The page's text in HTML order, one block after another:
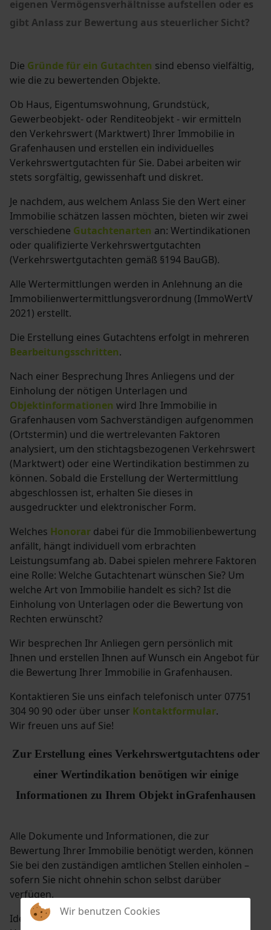
eigenen Vermögensverhältnisse aufstellen oder es
gibt Anlass zur Bewertung aus steuerlicher Sicht?
Die Gründe für ein Gutachten sind ebenso vielfältig,
wie die zu bewertenden Objekte.
Ob Haus, Eigentumswohnung, Grundstück,
Gewerbeobjekt- oder Renditeobjekt - wir ermitteln
den Verkehrswert (Marktwert) Ihrer Immobilie in
Grafenhausen und erstellen ein individuelles
Verkehrswertgutachten für Sie. Dabei arbeiten wir
stets sorgfältig, gewissenhaft und diskret.
Je nachdem, aus welchem Anlass Sie den Wert einer
Immobilie schätzen lassen möchten, bieten wir zwei
verschiedene Gutachtenarten an: Wertindikationen
oder qualifizierte Verkehrswertgutachten
(Verkehrswertgutachten gemäß §194 BauGB).
Alle Wertermittlungen werden in Anlehnung an die
Immobilienwertermittlungsverordnung (ImmoWertV
2021) erstellt.
Die Erstellung eines Gutachtens erfolgt in mehreren
Bearbeitungsschritten.
Nach einer Besprechung Ihres Anliegens und der
Einholung der nötigen Unterlagen und
Objektinformationen wird Ihre Immobilie in
Grafenhausen vom Sachverständigen aufgenommen
(Ortstermin) und die wertrelevanten Faktoren
analysiert, um den stichtagsbezogenen Verkehrswert
(Marktwert) oder eine Wertindikation bestimmen zu
können. Sobald die Erstellung der Wertermittlung
abgeschlossen ist, erhalten Sie dieses in
ausgedruckter und elektronischer Form.
Welches Honorar dabei für die Immobilienbewertung
anfällt, hängt individuell vom erbrachten
Leistungsumfang ab. Dabei spielen mehrere Faktoren
eine Rolle: Welche Gutachtenart wünschen Sie? Um
welche Art von Immobilie handelt es sich? Ist die
Einholung von Unterlagen oder die Bewertung von
Rechten erwünscht?
Wir besprechen Ihr Anliegen gern persönlich mit
Ihnen und erstellen Ihnen auf Wunsch ein Angebot für
die Bewertung Ihrer Immobilie in Grafenhausen.
Kontaktieren Sie uns einfach telefonisch unter 07751
304 90 90 oder über unser Kontaktformular.
Wir freuen uns auf Sie!
Zur Erstellung eines Verkehrswertgutachtens oder
einer Wertindikation benötigen wir einige
Informationen zu Ihrem Objekt inGrafenhausen
Alle Dokumente und Informationen, die zur
Bewertung Ihrer Immobilie benötigt werden, können
Sie bei den zuständigen amtlichen Stellen einholen –
sofern Sie nicht ohnehin schon selbst darüber
verfügen.
Idealerweise händigen Sie uns die benötigten
Wir benutzen Cookies